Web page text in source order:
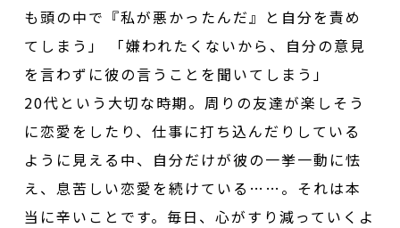
も頭の中で『私が悪かったんだ』と自分を責め
てしまう」 「嫌われたくないから、自分の意見
を言わずに彼の言うことを聞いてしまう」
20代という大切な時期。周りの友達が楽しそう
に恋愛をしたり、仕事に打ち込んだりしている
ように見える中、自分だけが彼の一挙一動に怯
え、息苦しい恋愛を続けている……。それは本
当に辛いことです。毎日、心がすり減っていくよ